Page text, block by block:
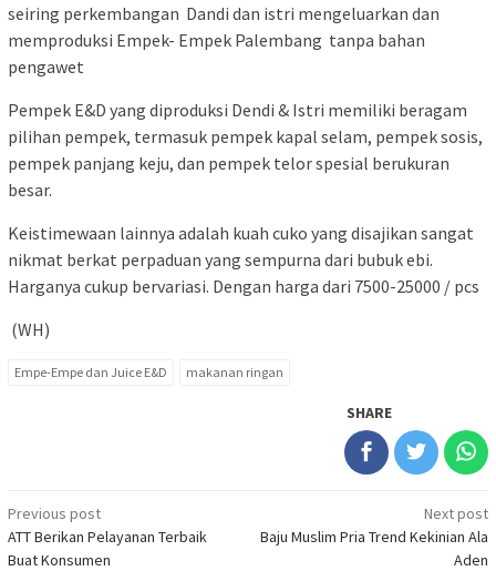
seiring perkembangan Dandi dan istri mengeluarkan dan
memproduksi Empek- Empek Palembang tanpa bahan
pengawet
Pempek E&D yang diproduksi Dendi & Istri memiliki beragam
pilihan pempek, termasuk pempek kapal selam, pempek sosis,
pempek panjang keju, dan pempek telor spesial berukuran
besar.
Keistimewaan lainnya adalah kuah cuko yang disajikan sangat
nikmat berkat perpaduan yang sempurna dari bubuk ebi.
Harganya cukup bervariasi. Dengan harga dari 7500-25000 / pcs
(WH)
Empe-Empe dan Juice E&D makanan ringan
SHARE
Post
navigation
Previous post
ATT Berikan Pelayanan Terbaik
Buat Konsumen
Next post
Baju Muslim Pria Trend Kekinian Ala
Aden